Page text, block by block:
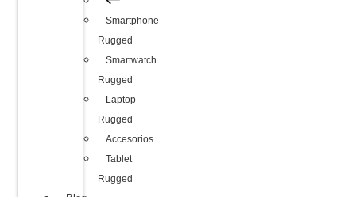
Smartphone
Rugged
Smartwatch
Rugged
Laptop
Rugged
Accesorios
Tablet
Rugged